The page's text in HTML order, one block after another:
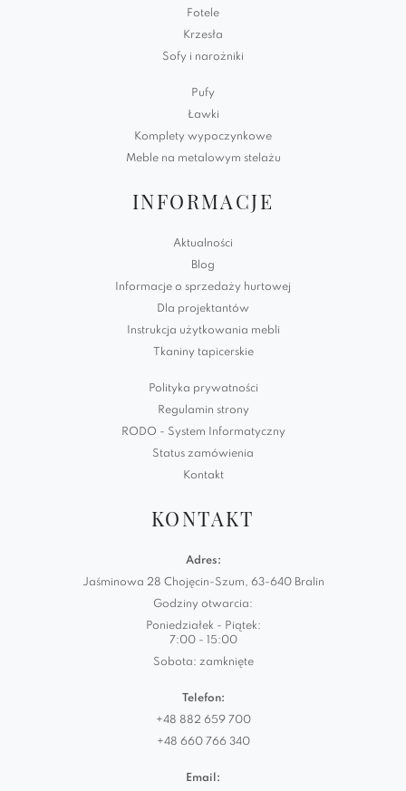
Fotele
Krzesła
Sofy i narożniki
Pufy
Ławki
Komplety wypoczynkowe
Meble na metalowym stelażu
INFORMACJE
Aktualności
Blog
Informacje o sprzedaży hurtowej
Dla projektantów
Instrukcja użytkowania mebli
Tkaniny tapicerskie
Polityka prywatności
Regulamin strony
RODO - System Informatyczny
Status zamówienia
Kontakt
KONTAKT
Adres:
Jaśminowa 28 Chojęcin-Szum, 63-640 Bralin
Godziny otwarcia:
Poniedziałek - Piątek:
7:00 - 15:00
Sobota: zamknięte
Telefon:
+48 882 659 700
+48 660 766 340
Email: